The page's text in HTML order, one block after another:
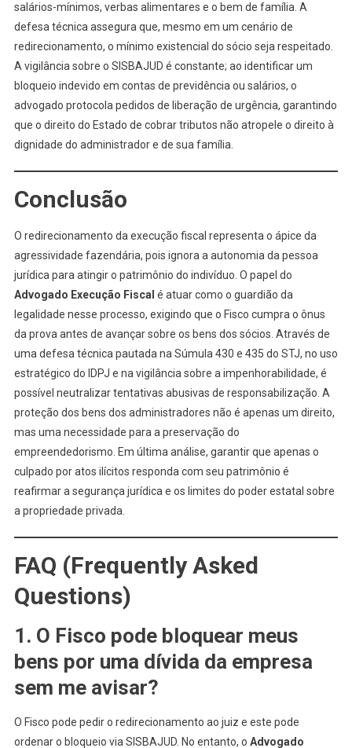
salários-mínimos, verbas alimentares e o bem de família. A
defesa técnica assegura que, mesmo em um cenário de
redirecionamento, o mínimo existencial do sócio seja respeitado.
A vigilância sobre o SISBAJUD é constante; ao identificar um
bloqueio indevido em contas de previdência ou salários, o
advogado protocola pedidos de liberação de urgência, garantindo
que o direito do Estado de cobrar tributos não atropele o direito à
dignidade do administrador e de sua família.
Conclusão
O redirecionamento da execução fiscal representa o ápice da
agressividade fazendária, pois ignora a autonomia da pessoa
jurídica para atingir o patrimônio do indivíduo. O papel do
Advogado Execução Fiscal é atuar como o guardião da
legalidade nesse processo, exigindo que o Fisco cumpra o ônus
da prova antes de avançar sobre os bens dos sócios. Através de
uma defesa técnica pautada na Súmula 430 e 435 do STJ, no uso
estratégico do IDPJ e na vigilância sobre a impenhorabilidade, é
possível neutralizar tentativas abusivas de responsabilização. A
proteção dos bens dos administradores não é apenas um direito,
mas uma necessidade para a preservação do
empreendedorismo. Em última análise, garantir que apenas o
culpado por atos ilícitos responda com seu patrimônio é
reafirmar a segurança jurídica e os limites do poder estatal sobre
a propriedade privada.
FAQ (Frequently Asked
Questions)
1. O Fisco pode bloquear meus
bens por uma dívida da empresa
sem me avisar?
O Fisco pode pedir o redirecionamento ao juiz e este pode
ordenar o bloqueio via SISBAJUD. No entanto, o Advogado